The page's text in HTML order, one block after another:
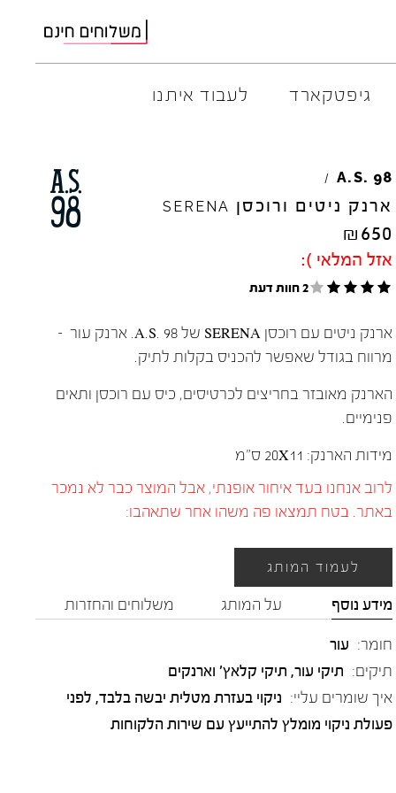
CRIMELONDON
ELIA
GOLA
HOKA
LE
גיפטקארד לעבוד איתנו
A.S. 98
/
ארנק ניטים ורוכסן SERENA
₪650
אזל המלאי ):
2 חוות דעת
ארנק ניטים עם רוכסן SERENA של A.S. 98. ארנק עור –
מרווח בגודל שאפשר להכניס בקלות לתיק.
הארנק מאובזר בחריצים לכרטיסים, כיס עם רוכסן ותאים
פנימיים.
מידות הארנק: 20X11 ס"מ
לרוב אנחנו בעד איחור אופנתי, אבל המוצר כבר לא נמכר
באתר. בטח תמצאו פה משהו אחר שתאהבו:
לעמוד המותג
מידע נוסף על המותג משלוחים והחזרות
חומר: עור
תיקים: תיקי עור, תיקי קלאץ' וארנקים
איך שומרים עליי: ניקוי בעזרת מטלית יבשה בלבד, לפני
פעולת ניקוי מומלץ להתייעץ עם שירות הלקוחות